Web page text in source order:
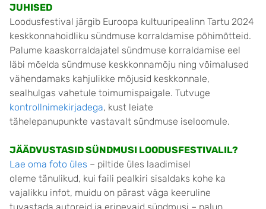
JUHISED
Loodusfestival järgib Euroopa kultuuripealinn Tartu 2024
keskkonnahoidliku sündmuse korraldamise põhimõtteid.
Palume kaaskorraldajatel sündmuse korraldamise eel
läbi mõelda sündmuse keskkonnamõju ning võimalused
vähendamaks kahjulikke mõjusid keskkonnale,
sealhulgas vahetule toimumispaigale. Tutvuge
kontrollnimekirjadega, kust leiate
tähelepanupunkte vastavalt sündmuse iseloomule.
JÄÄDVUSTASID SÜNDMUSI LOODUSFESTIVALIL?
Lae oma foto üles – piltide üles laadimisel
oleme tänulikud, kui faili pealkiri sisaldaks kohe ka
vajalikku infot, muidu on pärast väga keeruline